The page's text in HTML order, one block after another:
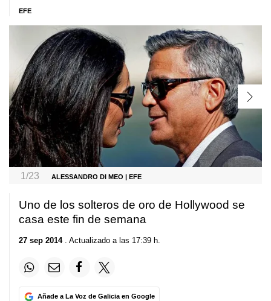
EFE
1/23 ALESSANDRO DI MEO | EFE
Uno de los solteros de oro de Hollywood se
casa este fin de semana
27 sep 2014. Actualizado a las 17:39 h.
Añade a La Voz de Galicia en Google